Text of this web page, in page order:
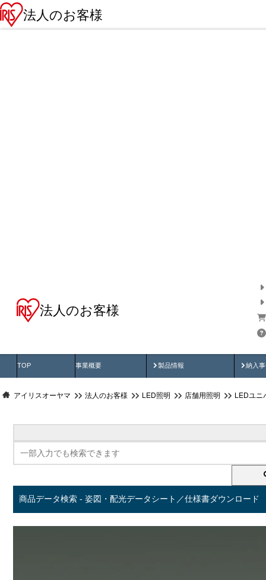
法人のお客様
法人のお客様
TOP 事業概要 製品情報
製品動画 納入
納
アイリスオーヤマ 法人のお客様 LED照明 店舗用照明 LEDユニ
商品データ検索 - 姿図・配光データシート／仕様書ダウンロード